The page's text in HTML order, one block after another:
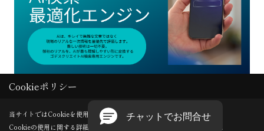
Copyright (c) GODDESS CREATE. All Rights Reserved.
Produced byゴデスクリエイト
Cookieポリシー
当サイトではCookieを使用します。
Cookieの使用に関する詳細は 「プライバシーポリシー 」をご覧ください。